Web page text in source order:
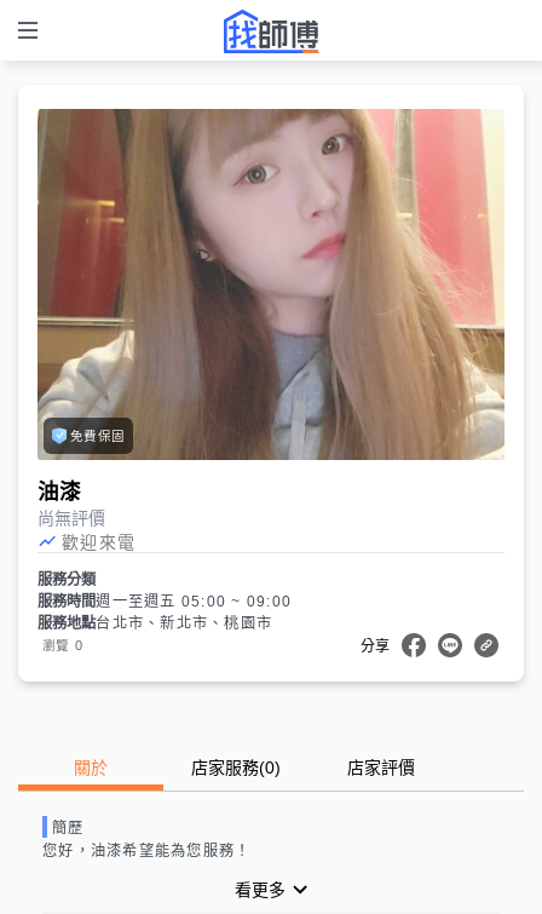
免費保固
油漆
尚無評價
歡迎來電
服務分類
服務時間週一至週五 05:00 ~ 09:00
服務地點台北市、新北市、桃園市
瀏覽 0 分享
關於 店家服務(0) 店家評價
簡歷
您好， 油漆希望能為您服務！
看更多